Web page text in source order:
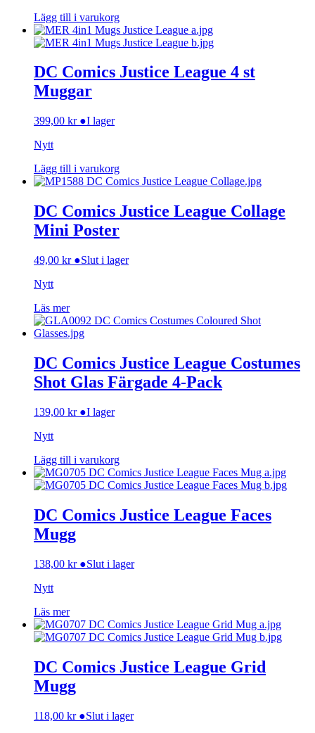
Lägg till i varukorg
DC Comics Justice League 4 st
Muggar
399,00 kr ●I lager
Nytt
Lägg till i varukorg
DC Comics Justice League Collage
Mini Poster
49,00 kr ●Slut i lager
Nytt
Läs mer
DC Comics Justice League Costumes
Shot Glas Färgade 4-Pack
139,00 kr ●I lager
Nytt
Lägg till i varukorg
DC Comics Justice League Faces
Mugg
138,00 kr ●Slut i lager
Nytt
Läs mer
DC Comics Justice League Grid
Mugg
118,00 kr ●Slut i lager